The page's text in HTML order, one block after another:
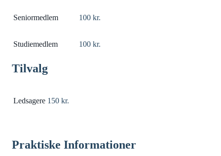
Seniormedlem 100 kr.
Studiemedlem 100 kr.
Tilvalg
Ledsagere 150 kr.
Praktiske Informationer